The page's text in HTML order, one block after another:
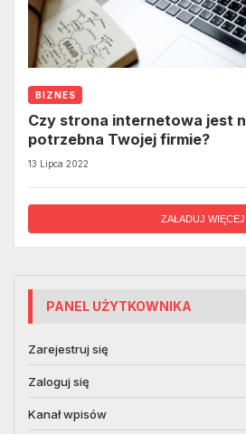
BIZNES
Czy strona internetowa jest
potrzebna Twojej firmie?
13 Lipca 2022
ZAŁADUJ WIĘCEJ
PANEL UŻYTKOWNIKA
Zarejestruj się
Zaloguj się
Kanał wpisów